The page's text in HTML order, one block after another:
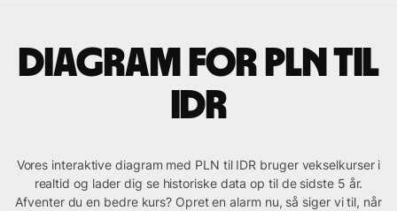
Diagram for PLN til
IDR
Vores interaktive diagram med PLN til IDR bruger vekselkurser i
realtid og lader dig se historiske data op til de sidste 5 år.
Afventer du en bedre kurs? Opret en alarm nu, så siger vi til, når